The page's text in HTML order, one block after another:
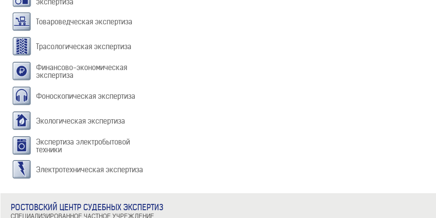
Товароведческая экспертиза
Трасологическая экспертиза
Финансово-экономическая
экспертиза
Фоноскопическая экспертиза
Экологическая экспертиза
Экспертиза электробытовой
техники
Электротехническая экспертиза
РОСТОВСКИЙ ЦЕНТР СУДЕБНЫХ ЭКСПЕРТИЗ
СПЕЦИАЛИЗИРОВАННОЕ ЧАСТНОЕ УЧРЕЖДЕНИЕ